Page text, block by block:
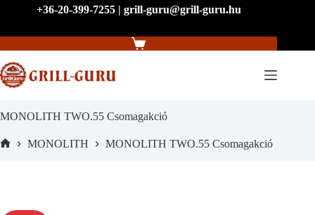
+36-20-399-7255 | grill-guru@grill-guru.hu
Shopping
MONOLITH TWO.55 Csomagakció
MONOLITH MONOLITH TWO.55 Csomagakció